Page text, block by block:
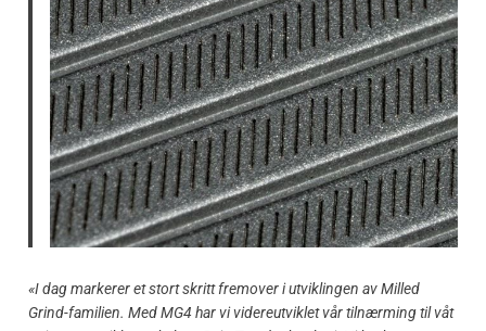
«I dag markerer et stort skritt fremover i utviklingen av Milled
Grind-familien. Med MG4 har vi videreutviklet vår tilnærming til våt